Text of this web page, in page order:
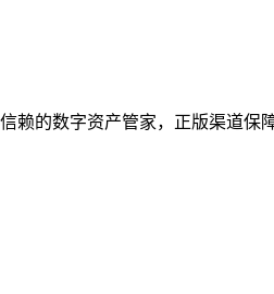
赖的数字资产管家，正版渠道